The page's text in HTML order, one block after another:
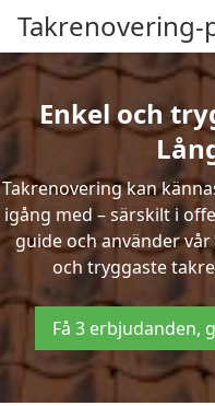
Takrenovering-
Enkel och
Takrenovering kan
igång med – särskilt i
guide och använder
och tryggaste
Få 3 erbjudanden,